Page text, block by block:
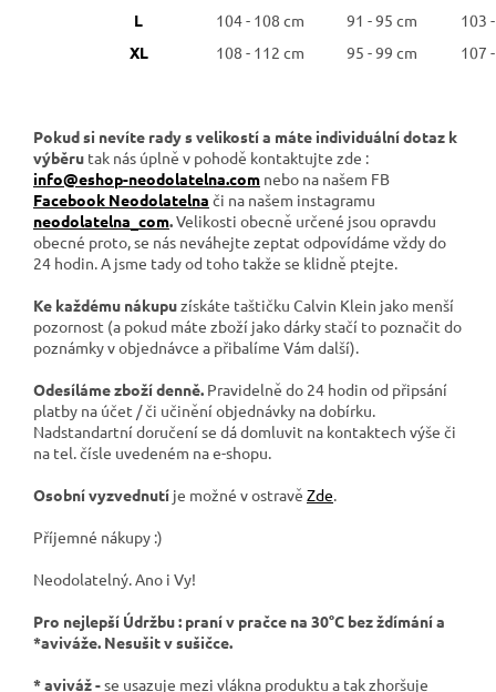
L
104 - 108 cm 91 - 95 cm
103
XL
108 - 112 cm 95 - 99 cm 107
Pokud si nevíte rady s velikostí a máte individuální dotaz k
výběru tak nás úplně v pohodě kontaktujte zde :
info@eshop-neodolatelna.com nebo na našem FB
Facebook Neodolatelna či na našem instagramu
neodolatelna_com.Velikosti obecně určené jsou opravdu
obecné proto, se nás neváhejte zeptat odpovídáme vždy do
24 hodin. A jsme tady od toho takže se klidně ptejte.
Ke každému nákupuzískáte taštičku Calvin Klein jako menší
pozornost (a pokud máte zboží jako dárky stačí to poznačit do
poznámky v objednávce a přibalíme Vám další).
Odesíláme zboží denně. Pravidelně do 24 hodin od připsání
platby na účet / či učinění objednávky na dobírku.
Nadstandartní doručení se dá domluvit na kontaktech výše či
na tel. čísle uvedeném na e-shopu.
Osobní vyzvednutí je možné v ostravě Zde.
Příjemné nákupy :)
Neodolatelný. Ano i Vy!
Pro nejlepší Údržbu : praní v pračce na 30°C bez ždímání a
*aviváže. Nesušit v sušičce.
* aviváž -se usazuje mezi vlákna produktu a tak zhoršuje